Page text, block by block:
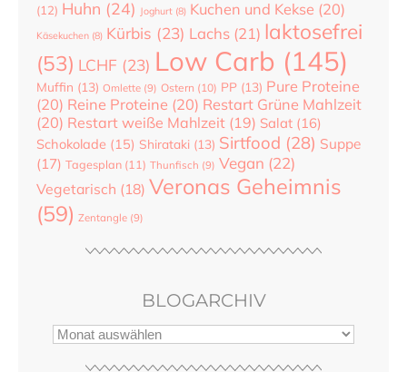
(12) Huhn (24) Joghurt (8) Kuchen und Kekse (20)
Käsekuchen (8) Kürbis (23) Lachs (21) laktosefrei
(53) LCHF (23) Low Carb (145)
Muffin (13) Omlette (9) Ostern (10) PP (13) Pure Proteine
(20) Reine Proteine (20) Restart Grüne Mahlzeit
(20) Restart weiße Mahlzeit (19) Salat (16)
Schokolade (15) Shirataki (13) Sirtfood (28) Suppe
(17) Tagesplan (11) Thunfisch (9) Vegan (22)
Vegetarisch (18) Veronas Geheimnis
(59) Zentangle (9)
BLOGARCHIV